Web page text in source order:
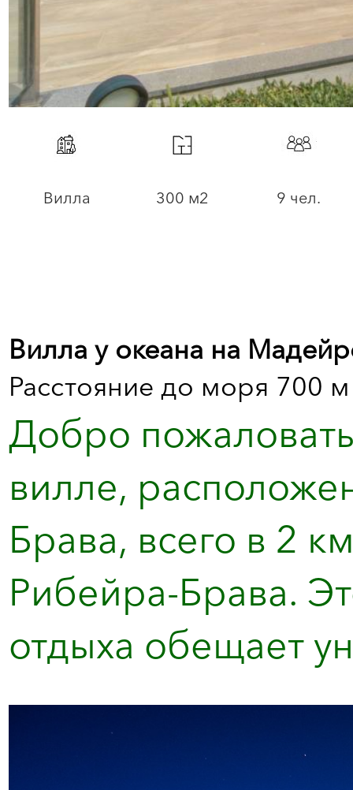
Вилла 300 м2 9 чел.
Вилла у океана на
Расстояние до моря 700 м
Добро
вилле,
Брава, всего в 2
Рибейра-Брава.
отдыха обещает